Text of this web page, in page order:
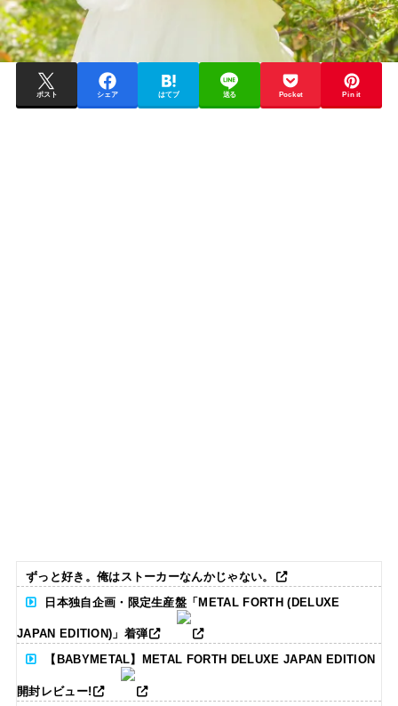
ポスト シェア はてブ 送る Pocket Pin it
ずっと好き。俺はストーカーなんかじゃない。
日本独自企画・限定生産盤「METAL FORTH (DELUXE
JAPAN EDITION)」着弾
【BABYMETAL】METAL FORTH DELUXE JAPAN EDITION
開封レビュー!